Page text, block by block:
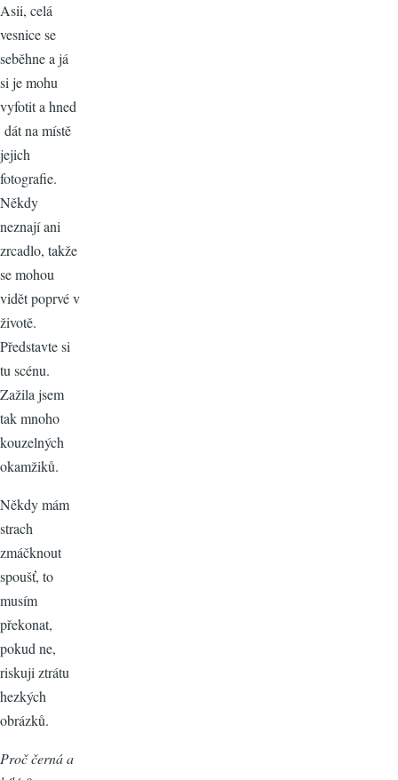
Asii, celá
vesnice se
seběhne a já
si je mohu
vyfotit a hned
dát na místě
jejich
fotografie.
Někdy
neznají ani
zrcadlo, takže
se mohou
vidět poprvé v
životě.
Představte si
tu scénu.
Zažila jsem
tak mnoho
kouzelných
okamžiků.
Někdy mám
strach
zmáčknout
spoušť, to
musím
překonat,
pokud ne,
riskuji ztrátu
hezkých
obrázků.
Proč černá a